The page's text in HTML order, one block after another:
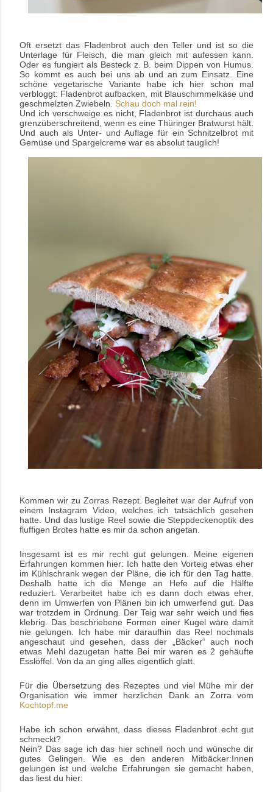
Oft ersetzt das Fladenbrot auch den Teller und ist so die
Unterlage für Fleisch, die man gleich mit aufessen kann.
Oder es fungiert als Besteck z. B. beim Dippen von Humus.
So kommt es auch bei uns ab und an zum Einsatz. Eine
schöne vegetarische Variante habe ich hier schon mal
verbloggt: Fladenbrot aufbacken, mit Blauschimmelkäse und
geschmelzten Zwiebeln. Schau doch mal rein!
Und ich verschweige es nicht, Fladenbrot ist durchaus auch
grenzüberschreitend, wenn es eine Thüringer Bratwurst hält.
Und auch als Unter- und Auflage für ein Schnitzelbrot mit
Gemüse und Spargelcreme war es absolut tauglich!
Kommen wir zu Zorras Rezept. Begleitet war der Aufruf von
einem Instagram Video, welches ich tatsächlich gesehen
hatte. Und das lustige Reel sowie die Steppdeckenoptik des
fluffigen Brotes hatte es mir da schon angetan.
Insgesamt ist es mir recht gut gelungen. Meine eigenen
Erfahrungen kommen hier: Ich hatte den Vorteig etwas eher
im Kühlschrank wegen der Pläne, die ich für den Tag hatte.
Deshalb hatte ich die Menge an Hefe auf die Hälfte
reduziert. Verarbeitet habe ich es dann doch etwas eher,
denn im Umwerfen von Plänen bin ich umwerfend gut. Das
war trotzdem in Ordnung. Der Teig war sehr weich und fies
klebrig. Das beschriebene Formen einer Kugel wäre damit
nie gelungen. Ich habe mir daraufhin das Reel nochmals
angeschaut und gesehen, dass der „Bäcker“ auch noch
etwas Mehl dazugetan hatte Bei mir waren es 2 gehäufte
Esslöffel. Von da an ging alles eigentlich glatt.
Für die Übersetzung des Rezeptes und viel Mühe mir der
Organisation wie immer herzlichen Dank an Zorra vom
Kochtopf.me
Habe ich schon erwähnt, dass dieses Fladenbrot echt gut
schmeckt?
Nein? Das sage ich das hier schnell noch und wünsche dir
gutes Gelingen. Wie es den anderen Mitbäcker:Innen
gelungen ist und welche Erfahrungen sie gemacht haben,
das liest du hier: